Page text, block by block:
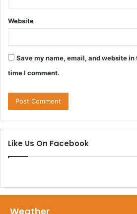
Website
Save my name, email, and website
time I comment.
Like Us On Facebook
Weather